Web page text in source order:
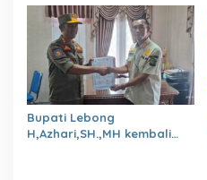
dan Isu Buruk Pelayanan
BKPSDM
Bupati Lebong
H,Azhari,SH.,MH kembali